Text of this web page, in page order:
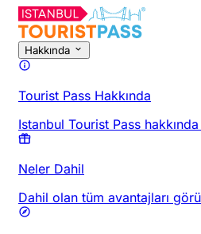
Hakkında
Tourist Pass Hakkında
Istanbul Tourist Pass
Neler Dahil
Dahil olan tüm avantajları